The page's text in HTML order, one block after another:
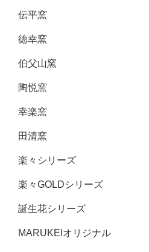
伝平窯
徳幸窯
伯父山窯
陶悦窯
幸楽窯
田清窯
楽々シリーズ
楽々GOLDシリーズ
誕生花シリーズ
MARUKEIオリジナル